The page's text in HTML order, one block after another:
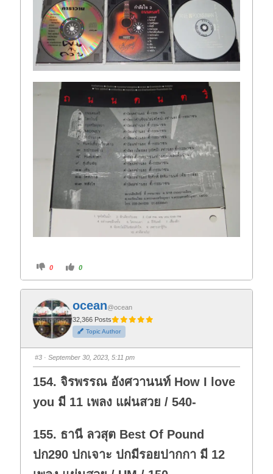
C
i
f
o
r
t
h
u
m
b
d
o
n
.
0
C
i
o
t
h
u
m
b
u
p
0
ocean@ocean
32,366 Posts
Topic Author
#3 · September 30, 2023, 5:11 pm
154. จิรพรรณ อังศวานนท์ How I love
you มี 11 เพลง แผ่นสวย / 540-
155. ธานี ลวสุต Best Of Pound
ปก290 ปกเจาะ ปกมีรอยปากกา มี 12